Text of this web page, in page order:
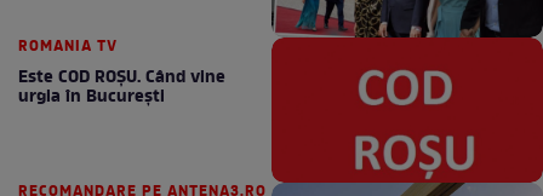
ROMANIA TV
Este COD ROŞU. Când vine
urgia în Bucureşti